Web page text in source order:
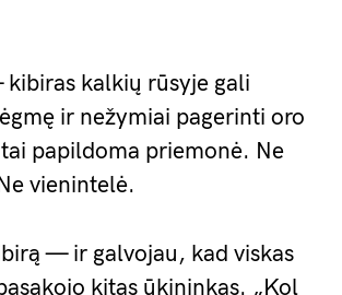
kalkių rūsyje gali
ir nežymiai pagerinti oro
papildoma priemonė. Ne
vienintelė.
— ir galvojau, kad viskas
kitas ūkininkas. „Kol